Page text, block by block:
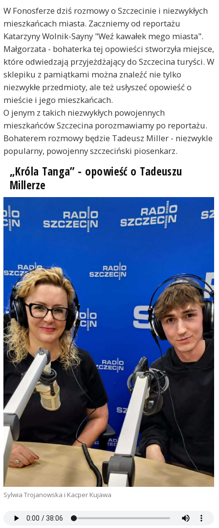
W Fonosferze dziś rozmowy o Szczecinie i niezwykłych
mieszkańcach miasta. Zaczniemy od reportażu
Katarzyny Wolnik-Sayny "Weź kawałek mego miasta".
Małgorzata - bohaterka tej opowieści stworzyła miejsce,
które odwiedzają przyjeżdżający do Szczecina turyści. W
sklepiku z pamiątkami można znaleźć nie tylko
niezwykłe przedmioty, ale też usłyszeć opowieść o
mieście i jego mieszkańcach.
O jenym z takich niezwykłych powojennych
mieszkańców Szczecina porozmawiamy po reportażu.
Bohaterem rozmowy będzie Tadeusz Miller - niezwykle
popularny, powojenny szczeciński piosenkarz.
„Króla Tanga” - opowieść o Tadeuszu
Millerze
Sylwia Trojanowska i Kacper Kujawa